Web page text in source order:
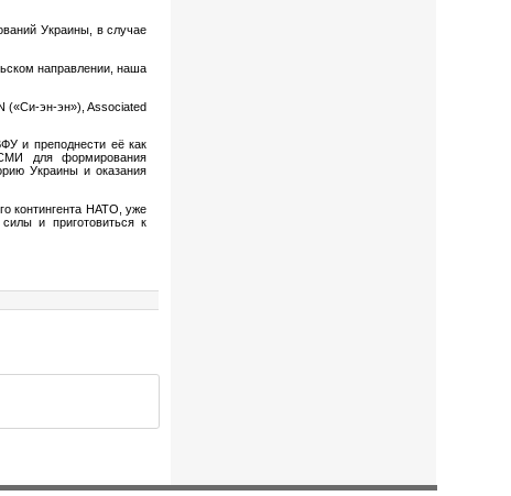
Украины, в случае
направлении, наша
(«Си-эн-эн»), Associated
и преподнести её как
для формирования
Украины и оказания
контингента НАТО, уже
и приготовиться к